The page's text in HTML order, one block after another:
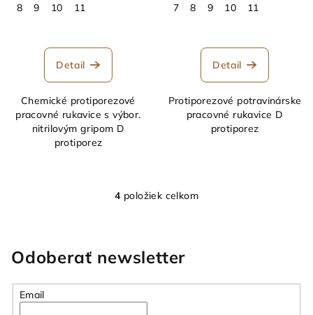
8
9 10 11
Detail
Chemické protiporezové
pracovné rukavice s výbor.
nitrilovým gripom D
protiporez
7
8 9 10 11
Detail
Protiporezové potravinárske
pracovné rukavice D
protiporez
O
á
d
a
4položiek celkom
Odoberať newsletter
Email